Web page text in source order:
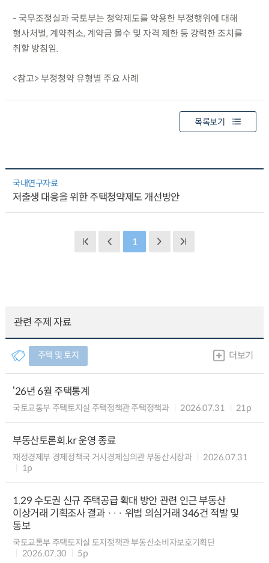
- 국무조정실과 국토부는 청약제도를 악용한 부정행위에 대해
형사처벌, 계약취소, 계약금 몰수 및 자격 제한 등 강력한 조치를
취할 방침임.
<참고> 부정청약 유형별 주요 사례
목록보기
국내연구자료
저출생 대응을 위한 주택청약제도 개선방안
1
관련 주제 자료
주택 및 토지 더보기
‘26년 6월 주택통계
국토교통부 주택토지실 주택정책관 주택정책과 2026.07.31 21p
부동산토론회.kr 운영 종료
재정경제부 경제정책국 거시경제심의관 부동산시장과
2026.07.31
1p
1.29 수도권 신규 주택공급 확대 방안 관련 인근 부동산
이상거래 기획조사 결과 ··· 위법 의심거래 346건 적발 및
통보
국토교통부 주택토지실 토지정책관 부동산소비자보호기획단
2026.07.30
5p